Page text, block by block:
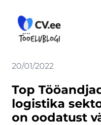
content
20/01/2022
Top
logistika
on oodatust